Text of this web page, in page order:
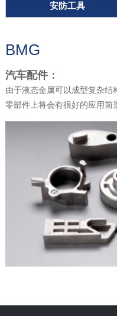
安防工具
BMG
汽车配件：
由于液态金属可以成型复杂
零部件上将会有很好的应用前